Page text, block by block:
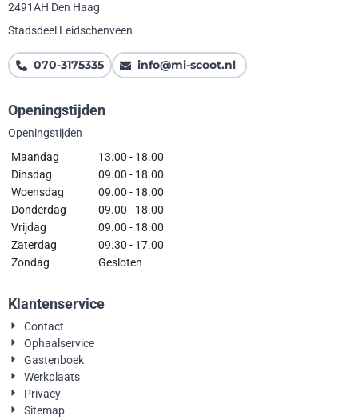
2491AH Den Haag
Stadsdeel Leidschenveen
070-3175335 info@mi-scoot.nl
Openingstijden
Openingstijden
Maandag
13.00 - 18.00
Dinsdag
09.00 - 18.00
Woensdag
09.00 - 18.00
Donderdag
09.00 - 18.00
Vrijdag
09.00 - 18.00
Zaterdag
09.30 - 17.00
Zondag
Gesloten
Klantenservice
Contact
Ophaalservice
Gastenboek
Werkplaats
Privacy
Sitemap